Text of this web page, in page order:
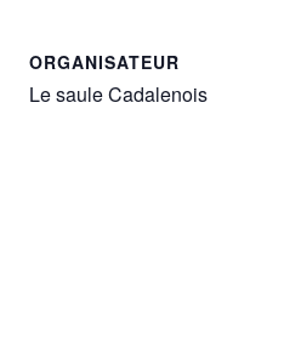
ORGANISATEUR
Le saule Cadalenois